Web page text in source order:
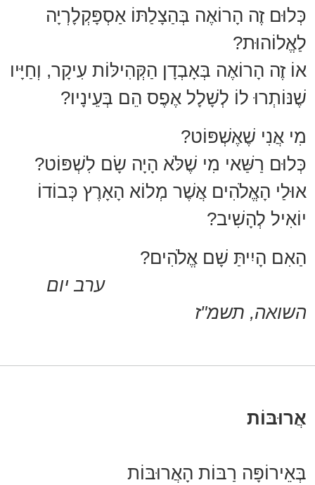
כְּלוּם זֶה הָרוֹאֶה בְּהַצָלַתּוֹ אַסְפָּקְלָרְיָה
לַאֱלוֹהוּת?
אוֹ זֶה הָרוֹאֶה בְּאָבְדָן הַקְּהִילּוֹת עִיקָר, וְחַיָּיו
שֶׁנּוֹתְרוּ לוֹ לְשָׁלָל אֶפֶס הֵם בְּעֵינָיו?
מִי אֲנִי שֶׁאֶשְׁפּוֹט?
כְּלוּם רַשַּׁאי מִי שֶׁלֹּא הָיָה שָׂם לִשְׁפּוֹט?
אוּלַי הָאֱלֹהִים אֲשֶׁר מְלוֹא הָאָרֶץ כְּבוֹדוֹ
יוֹאִיל לְהָשִׁיב?
הַאִם הָיִיתַּ שָׁם אֱלֹהִים?
ערב יום
השואה, תשמ"ז
​​​​​​​אֲרוּבּוֹת
בְּאֵירוֹפָּה רַבּוֹת הָאֲרוּבּוֹת